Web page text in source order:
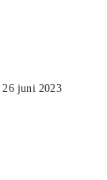
26 juni 2023